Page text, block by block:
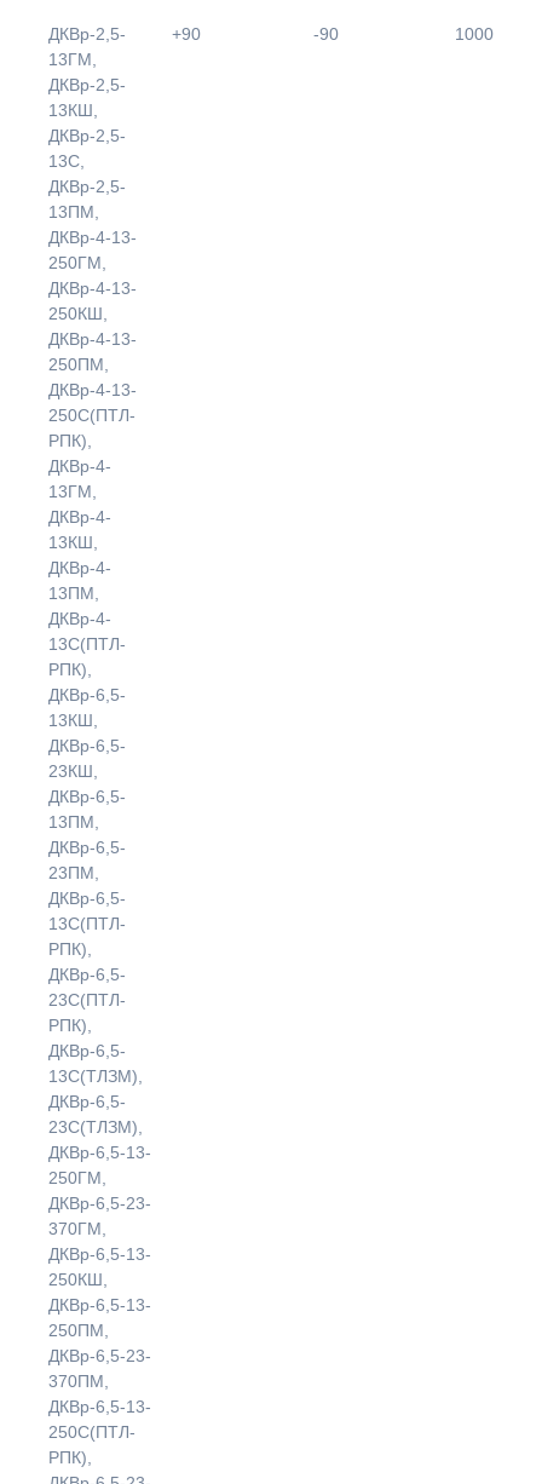
ДКВр-2,5-
13ГМ,
ДКВр-2,5-
13КШ,
ДКВр-2,5-
13С,
ДКВр-2,5-
13ПМ,
ДКВр-4-13-
250ГМ,
ДКВр-4-13-
250КШ,
ДКВр-4-13-
250ПМ,
ДКВр-4-13-
250С(ПТЛ-
РПК),
ДКВр-4-
13ГМ,
ДКВр-4-
13КШ,
ДКВр-4-
13ПМ,
ДКВр-4-
13С(ПТЛ-
РПК),
ДКВр-6,5-
13КШ,
ДКВр-6,5-
23КШ,
ДКВр-6,5-
13ПМ,
ДКВр-6,5-
23ПМ,
ДКВр-6,5-
13С(ПТЛ-
РПК),
ДКВр-6,5-
23С(ПТЛ-
РПК),
ДКВр-6,5-
13С(ТЛЗМ),
ДКВр-6,5-
23С(ТЛЗМ),
ДКВр-6,5-13-
250ГМ,
ДКВр-6,5-23-
370ГМ,
ДКВр-6,5-13-
250КШ,
ДКВр-6,5-13-
250ПМ,
ДКВр-6,5-23-
370ПМ,
ДКВр-6,5-13-
250С(ПТЛ-
РПК),
+90 -90 1000